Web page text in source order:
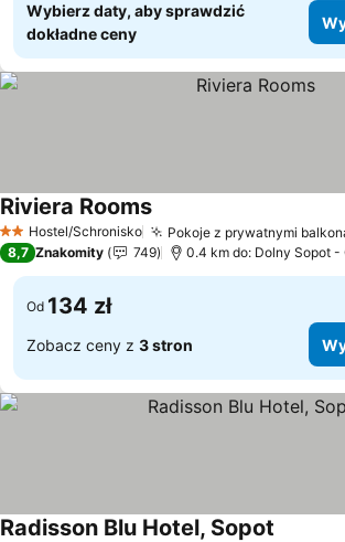
Wybierz daty, aby sprawdzić
dokładne ceny
2 Kategoria
Hostel/Schronisko Pokoje z prywatnymi
Riviera Rooms
8,7 Znakomity 749 0.4 km do: Dolny Sopot -
Od 134 zł
Zobacz ceny z 3 stron
Radisson Blu Hotel, Sopot